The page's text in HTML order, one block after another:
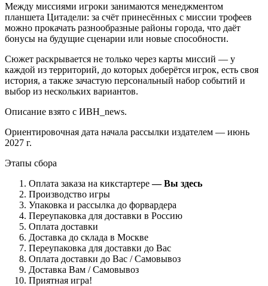
Между миссиями игроки занимаются менеджментом
планшета Цитадели: за счёт принесённых с миссии трофеев
можно прокачать разнообразные районы города, что даёт
бонусы на будущие сценарии или новые способности.
Сюжет раскрывается не только через карты миссий — у
каждой из территорий, до которых доберётся игрок, есть своя
история, а также зачастую персональный набор событий и
выбор из нескольких вариантов.
Описание взято с ИВН_news.
Ориентировочная дата начала рассылки издателем — июнь
2027 г.
Этапы сбора
Оплата заказа на кикстартере— Вы здесь
Производство игры
Упаковка и рассылка до форвардера
Переупаковка для доставки в Россию
Оплата доставки
Доставка до склада в Москве
Переупаковка для доставки до Вас
Оплата доставки до Вас / Самовывоз
Доставка Вам / Самовывоз
Приятная игра!